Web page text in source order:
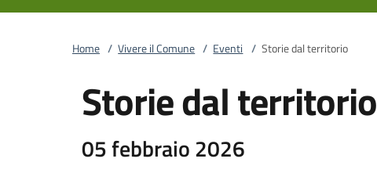
Home / Vivere il Comune / Eventi / Storie dal territorio
Storie dal territorio
05 febbraio 2026